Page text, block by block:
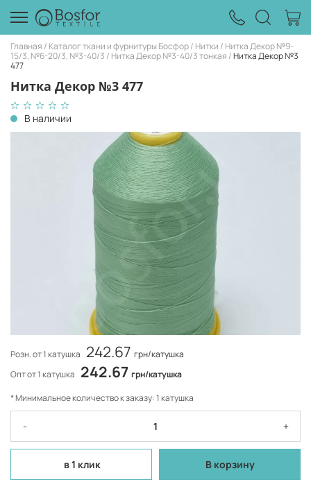
Главная Каталог ткани и фурнитуры Босфор Нитки
Нитка Декор №9-
15/3, №6-20/3, №3-40/3
Нитка Декор №3-40/3 тонкая Нитка Декор №3
477
Нитка Декор №3 477
В наличии
Розн. от 1 катушка 242.67 грн/катушка
Опт от 1 катушка 242.67 грн/катушка
* Минимальное количество к заказу: 1 катушка
- +
в 1 клик В корзину